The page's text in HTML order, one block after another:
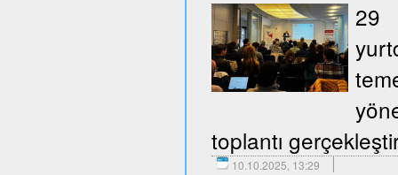
29
toplantı
10.10.2025, 13:29